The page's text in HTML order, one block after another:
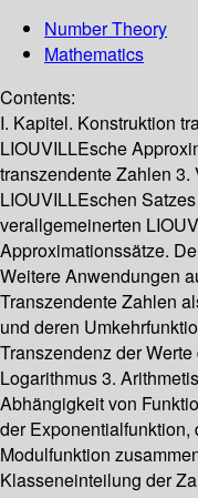
Number Theory
Mathematics
Contents:
I. Kapitel. Konstruktion
LIOUVILLEsche
transzendente Zahlen
LIOUVILLEschen
verallgemeinerten
Approximationssätze.
Weitere Anwendungen
Transzendente Zahlen
und deren
Transzendenz der
Logarithmus 3.
Abhängigkeit von
der
Modulfunktion
Klasseneinteilung der